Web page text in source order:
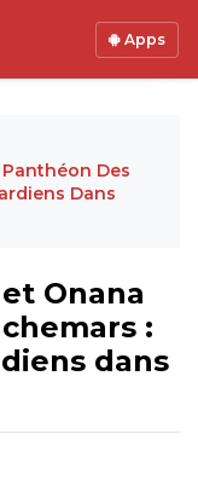
Apps
Des
Dans
Onana
:
dans